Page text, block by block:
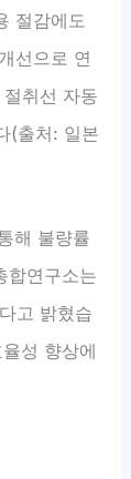
절감에도
선으로 연
취선 자동
(출처: 일본
해 불량률
합연구소는
고 밝혔습
성 향상에